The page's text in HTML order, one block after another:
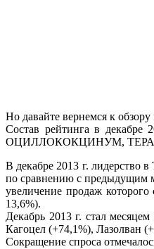
Но давайте вернемся к
Состав рейтинга в
ОЦИЛЛОКОКЦИНУМ,
В декабре 2013 г. лидерство
по сравнению с предыдущим
увеличение продаж
13,6%).
Декабрь 2013 г. стал
Кагоцел (+74,1%), Лазолван
Сокращение спроса